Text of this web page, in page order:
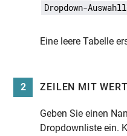
Dropdown-
Eine leere Tabelle
2 ZEILEN MIT
Geben Sie einen
Dropdownliste ein.